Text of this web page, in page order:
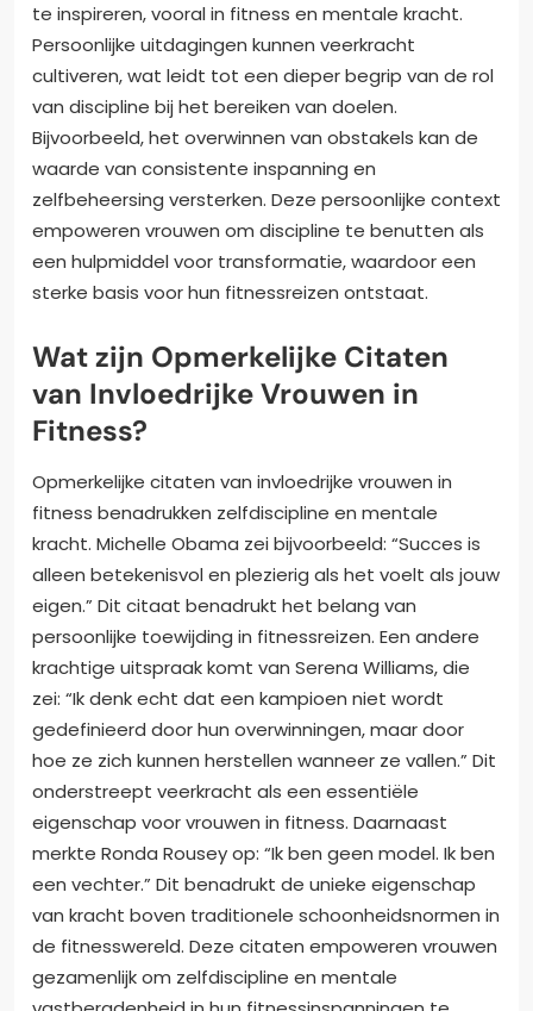
te inspireren, vooral in fitness en mentale kracht.
Persoonlijke uitdagingen kunnen veerkracht
cultiveren, wat leidt tot een dieper begrip van de rol
van discipline bij het bereiken van doelen.
Bijvoorbeeld, het overwinnen van obstakels kan de
waarde van consistente inspanning en
zelfbeheersing versterken. Deze persoonlijke context
empoweren vrouwen om discipline te benutten als
een hulpmiddel voor transformatie, waardoor een
sterke basis voor hun fitnessreizen ontstaat.
Wat zijn Opmerkelijke Citaten
van Invloedrijke Vrouwen in
Fitness?
Opmerkelijke citaten van invloedrijke vrouwen in
fitness benadrukken zelfdiscipline en mentale
kracht. Michelle Obama zei bijvoorbeeld: “Succes is
alleen betekenisvol en plezierig als het voelt als jouw
eigen.” Dit citaat benadrukt het belang van
persoonlijke toewijding in fitnessreizen. Een andere
krachtige uitspraak komt van Serena Williams, die
zei: “Ik denk echt dat een kampioen niet wordt
gedefinieerd door hun overwinningen, maar door
hoe ze zich kunnen herstellen wanneer ze vallen.” Dit
onderstreept veerkracht als een essentiële
eigenschap voor vrouwen in fitness. Daarnaast
merkte Ronda Rousey op: “Ik ben geen model. Ik ben
een vechter.” Dit benadrukt de unieke eigenschap
van kracht boven traditionele schoonheidsnormen in
de fitnesswereld. Deze citaten empoweren vrouwen
gezamenlijk om zelfdiscipline en mentale